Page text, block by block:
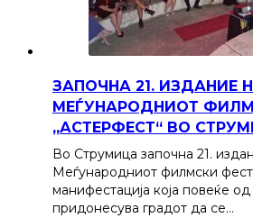
ЗАПОЧНА 21. ИЗДАНИЕ
МЕЃУНАРОДНИОТ
„АСТЕРФЕСТ“ ВО
Во Струмица започна 21.
Меѓународниот филмски
манифестација која повеќе
придонесува градот да се…